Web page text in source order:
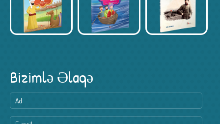
Bizimlə Əlaqə